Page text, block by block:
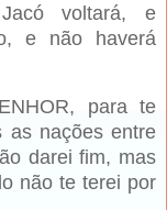
voltará, e
e não haverá
para te
as nações entre
darei fim, mas
não te terei por